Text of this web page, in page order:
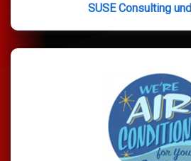
SUSE Consulting